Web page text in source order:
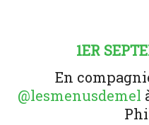
1ER
En
@lesmenusdemel